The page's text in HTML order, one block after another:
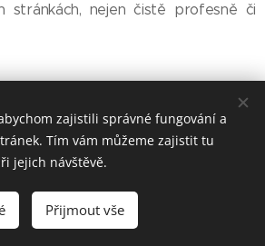
stránkách, nejen čistě profesně či
Association of Japanese AOTS
Cookies
zajistili správné fungování a
Tím vám můžeme zajistit tu
jejich návštěvě.
Přijmout vše